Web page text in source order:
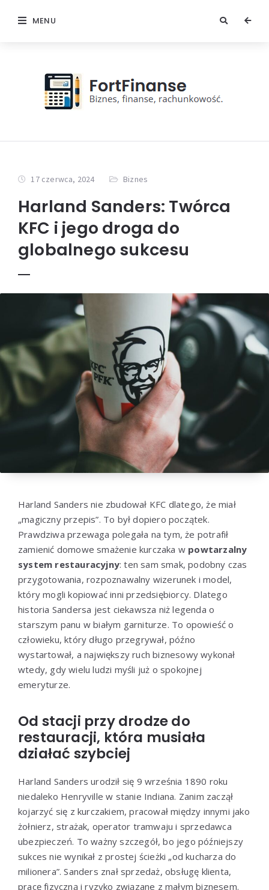
MENU
17 czerwca, 2024 Biznes
Harland Sanders: Twórca
KFC i jego droga do
globalnego sukcesu
Harland Sanders nie zbudował KFC dlatego, że miał
„magiczny przepis”. To był dopiero początek.
Prawdziwa przewaga polegała na tym, że potrafił
zamienić domowe smażenie kurczaka w powtarzalny
system restauracyjny: ten sam smak, podobny czas
przygotowania, rozpoznawalny wizerunek i model,
który mogli kopiować inni przedsiębiorcy. Dlatego
historia Sandersa jest ciekawsza niż legenda o
starszym panu w białym garniturze. To opowieść o
człowieku, który długo przegrywał, późno
wystartował, a największy ruch biznesowy wykonał
wtedy, gdy wielu ludzi myśli już o spokojnej
emeryturze.
Od stacji przy drodze do
restauracji, która musiała
działać szybciej
Harland Sanders urodził się 9 września 1890 roku
niedaleko Henryville w stanie Indiana. Zanim zaczął
kojarzyć się z kurczakiem, pracował między innymi jako
żołnierz, strażak, operator tramwaju i sprzedawca
ubezpieczeń. To ważny szczegół, bo jego późniejszy
sukces nie wynikał z prostej ścieżki „od kucharza do
milionera”. Sanders znał sprzedaż, obsługę klienta,
pracę fizyczną i ryzyko związane z małym biznesem.